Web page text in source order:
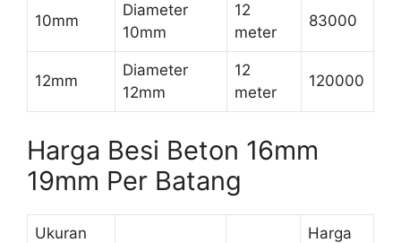
10mm
Diameter
10mm
12
meter
83000
12mm
Diameter
12mm
12
meter
120000
Harga Besi Beton 16mm
19mm Per Batang
Ukuran
Harga